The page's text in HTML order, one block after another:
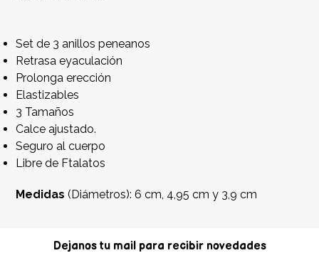
Set de 3 anillos peneanos
Retrasa eyaculación
Prolonga erección
Elastizables
3 Tamaños
Calce ajustado.
Seguro al cuerpo
Libre de Ftalatos
Medidas (Diámetros): 6 cm, 4,95 cm y 3,9 cm
Dejanos tu mail para recibir novedades